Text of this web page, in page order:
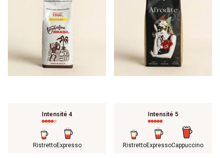
Intensité 4
RistrettoExpresso
Intensité 5
RistrettoExpressoCappuccino